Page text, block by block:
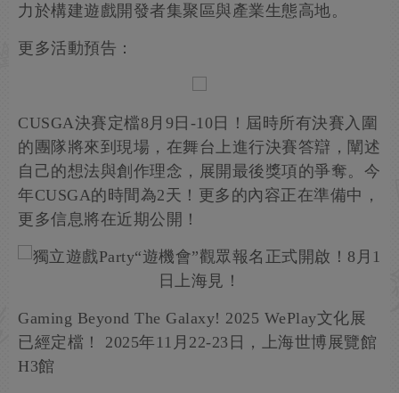
力於構建遊戲開發者集聚區與產業生態高地。
更多活動預告：
CUSGA決賽定檔8月9日-10日！屆時所有決賽入圍
的團隊將來到現場，在舞台上進行決賽答辯，闡述
自己的想法與創作理念，展開最後獎項的爭奪。今
年CUSGA的時間為2天！更多的內容正在準備中，
更多信息將在近期公開！
Gaming Beyond The Galaxy! 2025 WePlay文化展
已經定檔！ 2025年11月22-23日，上海世博展覽館
H3館